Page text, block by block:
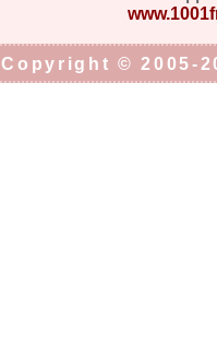
Copyright © 2005-